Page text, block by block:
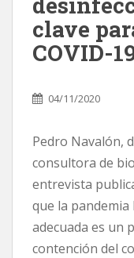
clave
COVID-
04/11/2020
Pedro Navalón,
consultora de
entrevista
que la pandemia
adecuada es un
contención del